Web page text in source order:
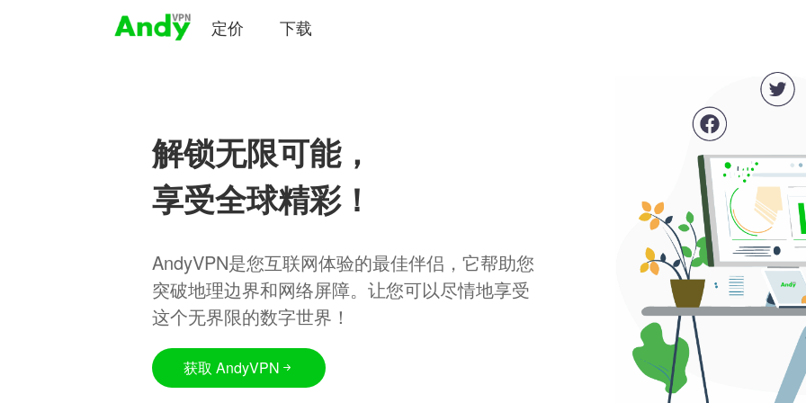
定价 下载
解锁无限可能，
享受全球精彩！
AndyVPN是您互联网体验的最佳伴侣，它帮助您
突破地理边界和网络屏障。让您可以尽情地享受
这个无界限的数字世界！
获取 AndyVPN